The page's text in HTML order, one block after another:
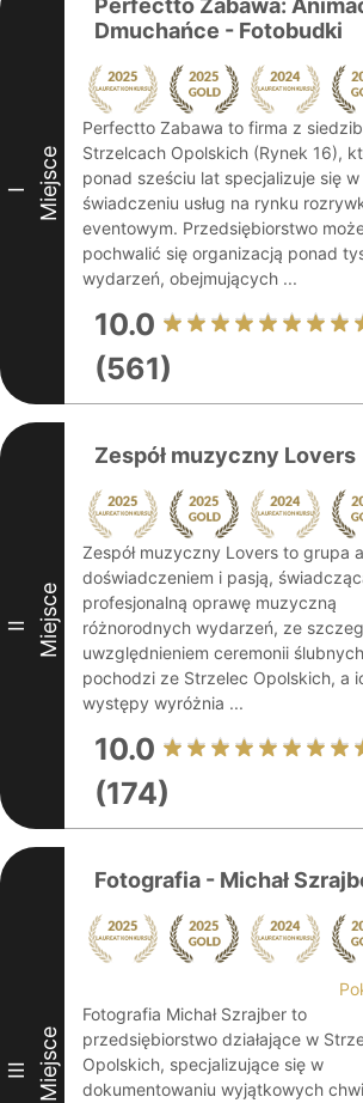
I Miejsce
Perfectto Zabawa:
Dmuchańce - Fotobudki
Perfectto Zabawa to firma z
Strzelcach Opolskich (Rynek 16),
ponad sześciu lat specjalizuje się w
świadczeniu usług na rynku
eventowym. Przedsiębiorstwo
pochwalić się organizacją ponad
wydarzeń, obejmujących ...
10.0
(561)
II Miejsce
Zespół muzyczny Lovers
Zespół muzyczny Lovers to grupa
doświadczeniem i pasją,
profesjonalną oprawę muzyczną
różnorodnych wydarzeń, ze
uwzględnieniem ceremonii
pochodzi ze Strzelec Opolskich, a
występy wyróżnia ...
10.0
(174)
III Miejsce
Fotografia - Michał
Fotografia Michał Szrajber to
przedsiębiorstwo działające w
Opolskich, specjalizujące się w
dokumentowaniu wyjątkowych